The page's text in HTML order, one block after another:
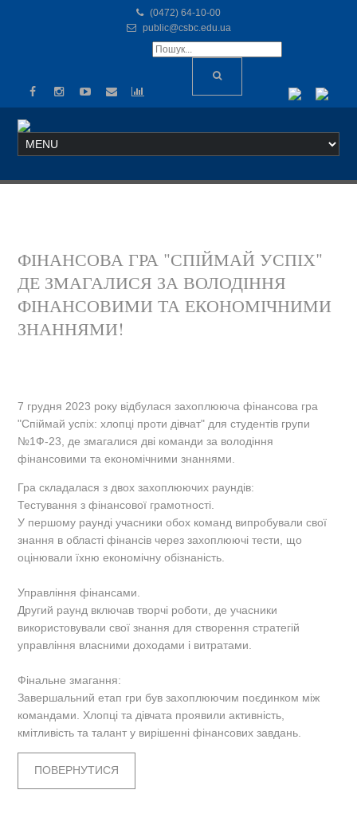
(0472) 64-10-00
public@csbc.edu.ua
ФІНАНСОВА ГРА "СПІЙМАЙ УСПІХ"
ДЕ ЗМАГАЛИСЯ ЗА ВОЛОДІННЯ
ФІНАНСОВИМИ ТА ЕКОНОМІЧНИМИ
ЗНАННЯМИ!
7 грудня 2023 року відбулася захоплююча фінансова гра
"Спіймай успіх: хлопці проти дівчат" для студентів групи
№1Ф-23, де змагалися дві команди за володіння
фінансовими та економічними знаннями.
Гра складалася з двох захоплюючих раундів:
Тестування з фінансової грамотності.
У першому раунді учасники обох команд випробували свої
знання в області фінансів через захоплюючі тести, що
оцінювали їхню економічну обізнаність.
Управління фінансами.
Другий раунд включав творчі роботи, де учасники
використовували свої знання для створення стратегій
управління власними доходами і витратами.
Фінальне змагання:
Завершальний етап гри був захоплюючим поєдинком між
командами. Хлопці та дівчата проявили активність,
кмітливість та талант у вирішенні фінансових завдань.
ПОВЕРНУТИСЯ